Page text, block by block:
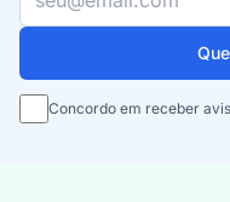
Concordo em receber